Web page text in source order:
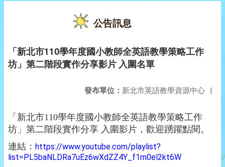
公告訊息
「新北市110學年度國小教師全英語教學策略工作
坊」第二階段實作分享影片 入圍名單
發布單位： 新北市英語教學資源中心 |
「新北市110學年度國小教師全英語教學策略工作
坊」第二階段實作分享 入圍影片，歡迎踴躍點閱。
連結： https://www.youtube.com/playlist?
list=PL5baNLDRa7uEz6wXdZZ4Y_f1m0el2kt6W